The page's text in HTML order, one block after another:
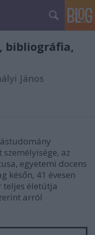
bibliográfia,
János
az
egyetemi docens
későn, 41 évesen
teljes életútja
arról